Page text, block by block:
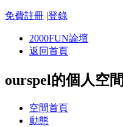
免費註冊 |登錄
2000FUN論壇
返回首頁
ourspel的個人空間
空間首頁
動態